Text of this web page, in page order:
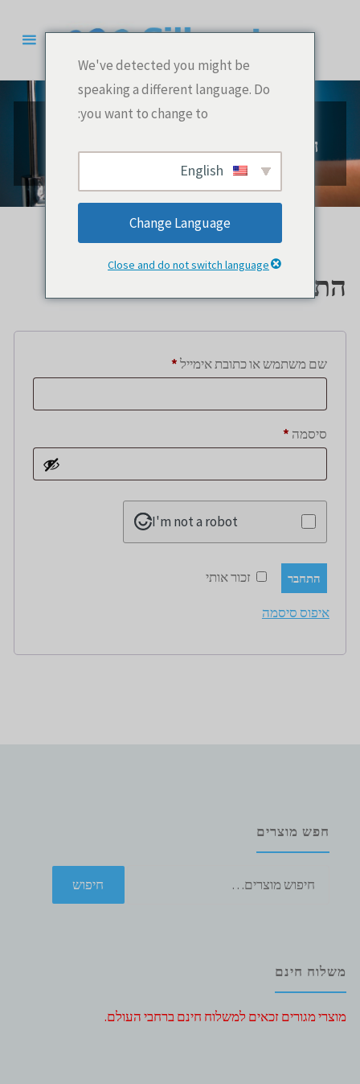
החשבון שלי
התחבר
שם משתמש או כתובת אימייל*חובה
סיסמה *חובה
I'm not a robot
זכור אותי התחבר
איפוס סיסמה
חפש מוצרים
חיפוש
משלוח חינם
מוצרי מגורים זכאים למשלוח חינם ברחבי העולם.
We've detected you might be
speaking a different language. Do
you want to change to:
Change Language
Close and do not switch language